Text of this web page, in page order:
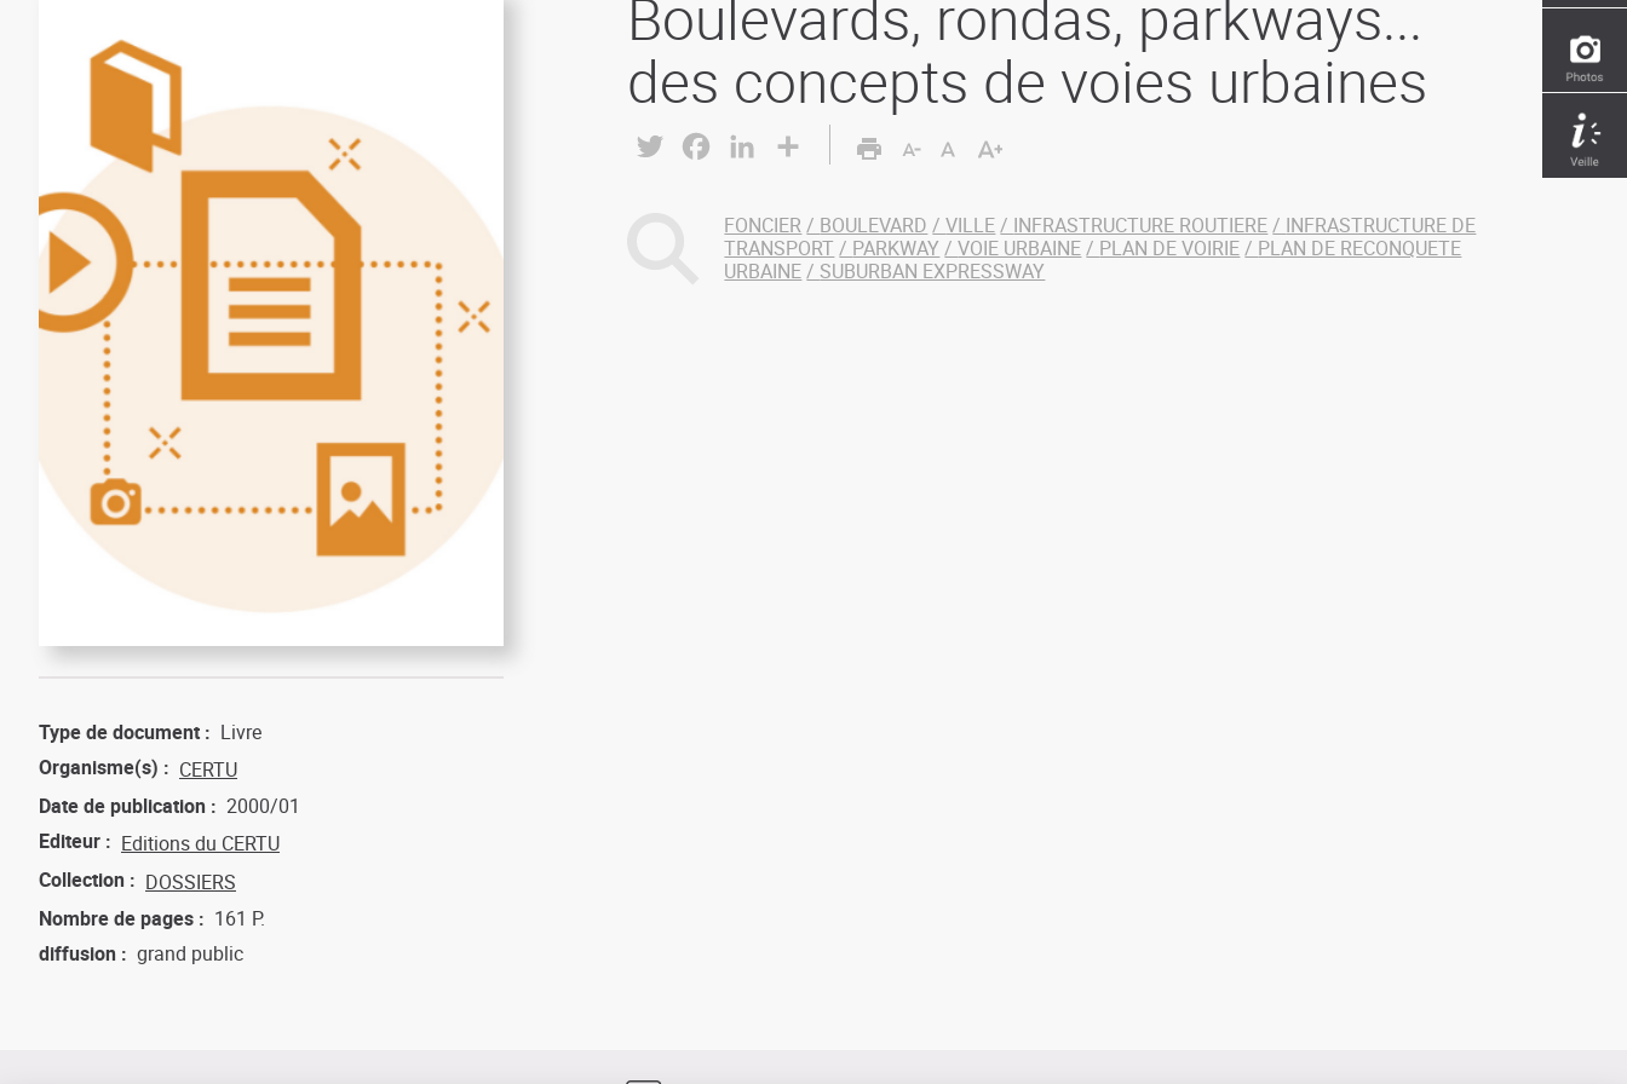
Boulevards, rondas, parkways...
des concepts de voies urbaines
Twitter FacebookLinkedIn
FONCIER BOULEVARD VILLE INFRASTRUCTURE ROUTIERE
INFRASTRUCTURE DE
TRANSPORT
PARKWAY VOIE URBAINE PLAN DE VOIRIE
PLAN DE RECONQUETE
URBAINE
SUBURBAN EXPRESSWAY
Type de document
Livre
Organisme(s)
CERTU
Date de publication
2000/01
Editeur
Editions du CERTU
Collection
DOSSIERS
Nombre de pages
161 P.
diffusion
grand public